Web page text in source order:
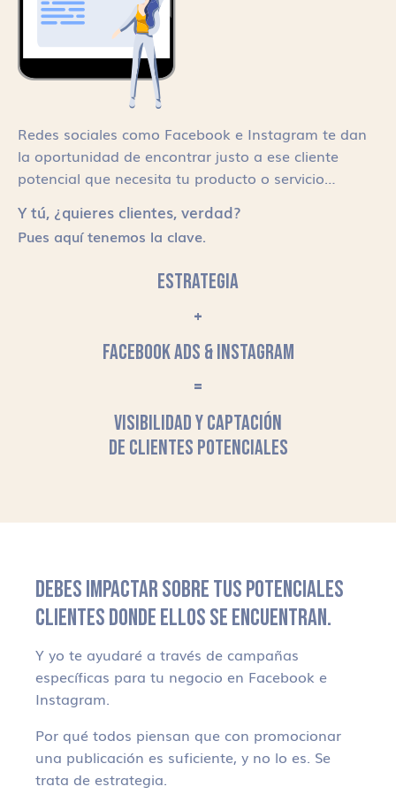
Redes sociales como Facebook e Instagram te dan
la oportunidad de encontrar justo a ese cliente
potencial que necesita tu producto o servicio…
Y tú, ¿quieres clientes, verdad?
Pues aquí tenemos la clave.
ESTRATEGIA
+
FACEBOOK ADS & INSTAGRAM
=
VISIBILIDAD Y CAPTACIÓN
DE CLIENTES POTENCIALES
DEBES IMPACTAR SOBRE TUS POTENCIALES
CLIENTES DONDE ELLOS SE ENCUENTRAN.
Y yo te ayudaré a través de campañas
específicas para tu negocio en Facebook e
Instagram.
Por qué todos piensan que con promocionar
una publicación es suficiente, y no lo es. Se
trata de estrategia.